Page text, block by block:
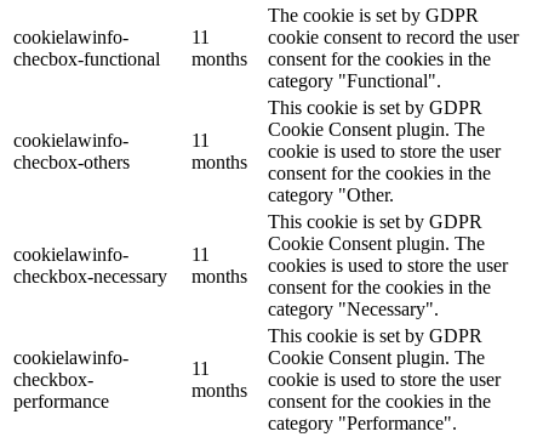
cookielawinfo-
checbox-functional
11
months
The cookie is set by GDPR
cookie consent to record the user
consent for the cookies in the
category "Functional".
cookielawinfo-
checbox-others
11
months
This cookie is set by GDPR
Cookie Consent plugin. The
cookie is used to store the user
consent for the cookies in the
category "Other.
cookielawinfo-
checkbox-necessary
11
months
This cookie is set by GDPR
Cookie Consent plugin. The
cookies is used to store the user
consent for the cookies in the
category "Necessary".
cookielawinfo-
checkbox-
performance
11
months
This cookie is set by GDPR
Cookie Consent plugin. The
cookie is used to store the user
consent for the cookies in the
category "Performance".